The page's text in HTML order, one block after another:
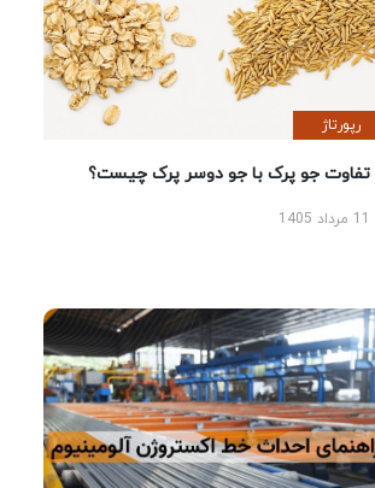
رپورتاژ
تفاوت جو پرک با جو دوسر پرک چیست؟